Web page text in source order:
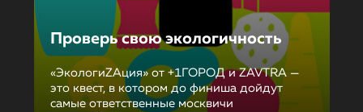
Проверь свою экологичность
«ЭкологиZAция» от +1ГОРОД и ZAVTRA —
это квест, в котором до финиша дойдут
самые ответственные москвичи